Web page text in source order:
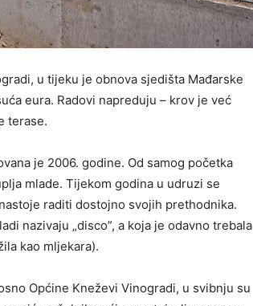
u tijeku je obnova sjedišta Mađarske
eura. Radovi napreduju – krov je već
terase.
je 2006. godine. Od samog početka
mlade. Tijekom godina u udruzi se
raditi dostojno svojih prethodnika.
nazivaju „disco”, a koja je odavno trebala
kao mljekara).
Općine Kneževi Vinogradi, u svibnju su